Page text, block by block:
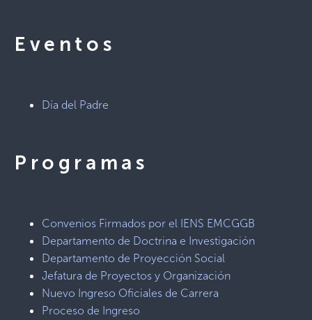
Eventos
Día del Padre
Programas
Convenios Firmados por el IENS EMCGGB
Departamento de Doctrina e Investigación
Departamento de Proyección Social
Jefatura de Proyectos y Organización
Nuevo Ingreso Oficiales de Carrera
Proceso de Ingreso